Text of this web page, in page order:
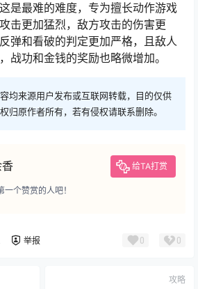
最难的难度，专为擅长动作游戏
击更加猛烈，敌方攻击的伤害更
弹和看破的判定更加严格，且敌人
战功和金钱的奖励也略微增加。
均来源用户发布或互联网转载，目的仅供
归原作者所有，若有侵权请联系删除。
给TA打赏
个赞赏的人吧！
举报 0 0
攻略